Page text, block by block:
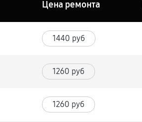
Цена ремонта
1440 руб
1260 руб
1260 руб